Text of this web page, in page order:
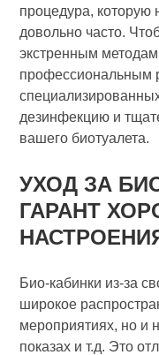
процедура, которую
довольно часто.
экстренным
профессиональным
дезинфекцию и
вашего биотуалета.
УХОД ЗА
ГАРАНТ
Био-кабинки из-за
широкое
мероприятиях, но и
показах и т.д. Это